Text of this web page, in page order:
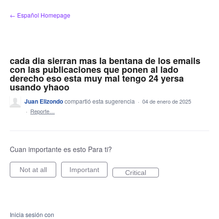
saltar
al
← Español Homepage
cada dia sierran mas la bentana de los emails
con las publicaciones que ponen al lado
derecho eso esta muy mal tengo 24 yersa
usando yhaoo
Juan Elizondocompartió esta sugerencia · 04 de enero de 2025
· Reporte…
Cuan importante es esto Para ti?
Not at all Important Critical
Inicia sesión con